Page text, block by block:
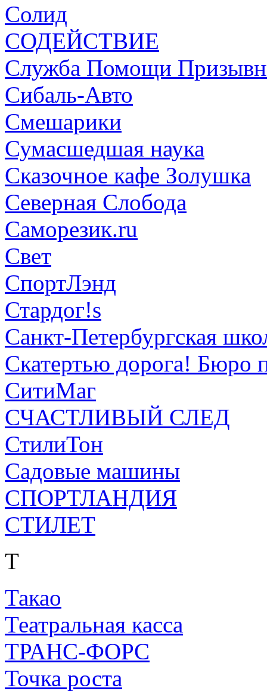
Солид
СОДЕЙСТВИЕ
Служба Помощи
Сибаль-Авто
Смешарики
Сумасшедшая наука
Сказочное кафе Золушка
Северная Слобода
Саморезик.ru
Свет
СпортЛэнд
Стардог!s
Санкт-Петербургская
Скатертью дорога! Бюро
СитиМаг
СЧАСТЛИВЫЙ СЛЕД
СтилиТон
Садовые машины
СПОРТЛАНДИЯ
СТИЛЕТ
Т
Такао
Театральная касса
ТРАНС-ФОРС
Точка роста